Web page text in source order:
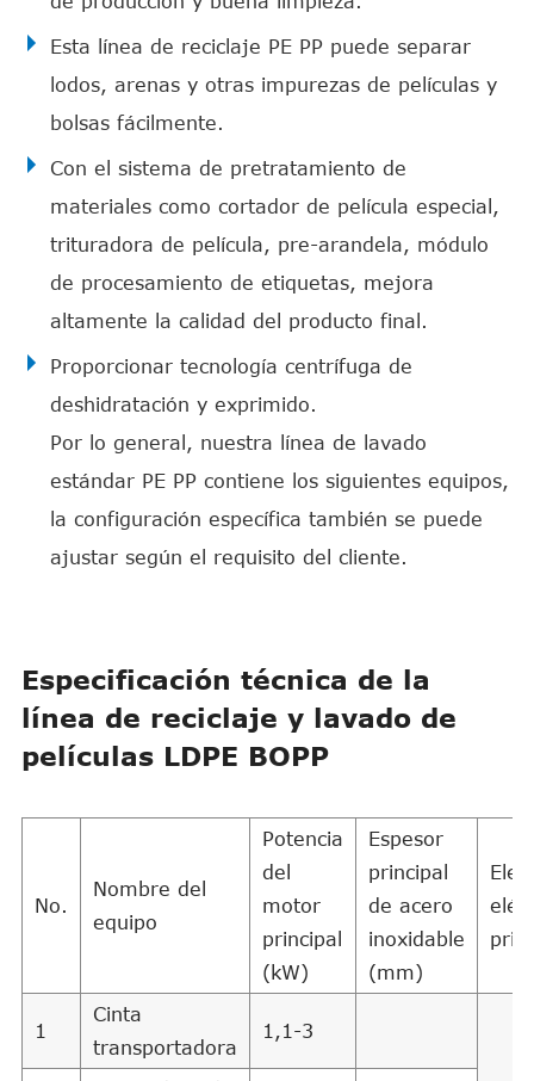
Esta línea de reciclaje PE PP puede separar
lodos, arenas y otras impurezas de películas y
bolsas fácilmente.
Con el sistema de pretratamiento de
materiales como cortador de película especial,
trituradora de película, pre-arandela, módulo
de procesamiento de etiquetas, mejora
altamente la calidad del producto final.
Proporcionar tecnología centrífuga de
deshidratación y exprimido.
Por lo general, nuestra línea de lavado
estándar PE PP contiene los siguientes equipos,
la configuración específica también se puede
ajustar según el requisito del cliente.
Especificación técnica de la
línea de reciclaje y lavado de
películas LDPE BOPP
No.
Nombre del
equipo
Potencia
del
motor
principal
(kW)
Espesor
principal
de acero
inoxidable
(mm)
1
Cinta
transportadora
1,1-3